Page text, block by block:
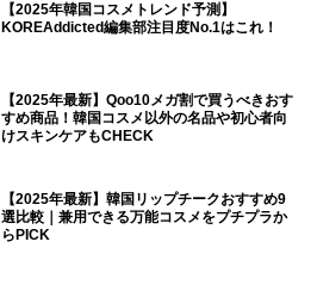
【2025年韓国コスメトレンド予測】
KOREAddicted編集部注目度No.1はこれ！
【2025年最新】Qoo10メガ割で買うべきおす
すめ商品！韓国コスメ以外の名品や初心者向
けスキンケアもCHECK
【2025年最新】韓国リップチークおすすめ9
選比較｜兼用できる万能コスメをプチプラか
らPICK